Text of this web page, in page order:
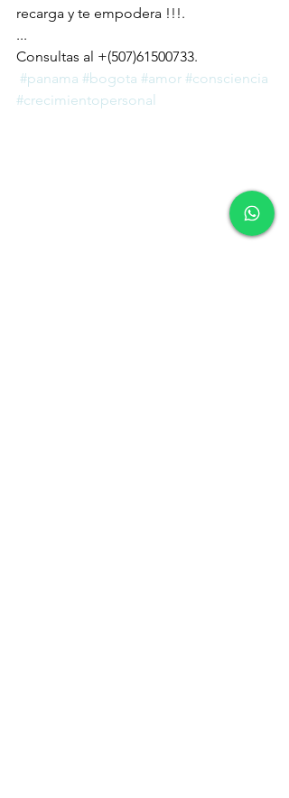
recarga y te empodera !!!.
...
Consultas al +(507)61500733.
#panama #bogota #amor #consciencia
#crecimientopersonal